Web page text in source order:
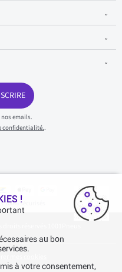
emails.
confidentialité..
sécurisés
réservés 1001Pneus
!
au bon
à votre consentement,